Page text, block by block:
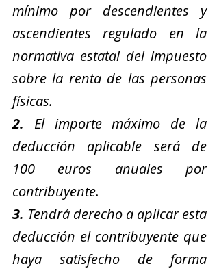
mínimo por descendientes y
ascendientes regulado en la
normativa estatal del impuesto
sobre la renta de las personas
físicas.
2. El importe máximo de la
deducción aplicable será de
100 euros anuales por
contribuyente.
3. Tendrá derecho a aplicar esta
deducción el contribuyente que
haya satisfecho de forma